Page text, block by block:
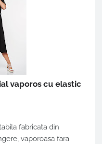
vaporos cu elastic
fabricata din
vaporoasa fara